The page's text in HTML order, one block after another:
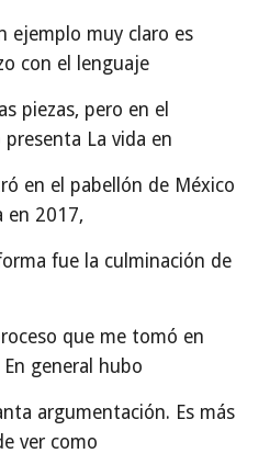
ejemplo muy claro es
con el lenguaje
piezas, pero en el
La vida en
en el pabellón de México
en 2017,
fue la culminación de
que me tomó en
general hubo
argumentación. Es más
ver como